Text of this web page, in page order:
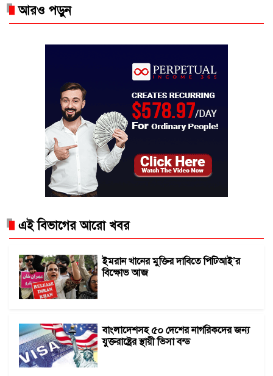
আরও পড়ুন
এই বিভাগের আরো খবর
ইমরান খানের মুক্তির দাবিতে পিটিআই’র
বিক্ষোভ আজ
বাংলাদেশসহ ৫০ দেশের নাগরিকদের জন্য
যুক্তরাষ্ট্রের স্থায়ী ভিসা বন্ড